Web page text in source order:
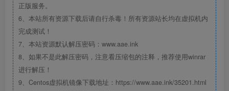
正版服务。
6、本站所有资源下载后请自行杀毒！所有资源站长均在虚拟机内
完成测试！
7、本站资源默认解压密码：www.aae.ink
8、如果不是此解压密码，注意看压缩包的注释，推荐使用winrar
进行解压！
9、Centos虚拟机镜像下载地址：https://www.aae.ink/35201.html